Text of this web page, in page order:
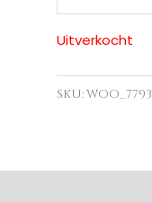
Uitverkocht
SKU:WOO_7793